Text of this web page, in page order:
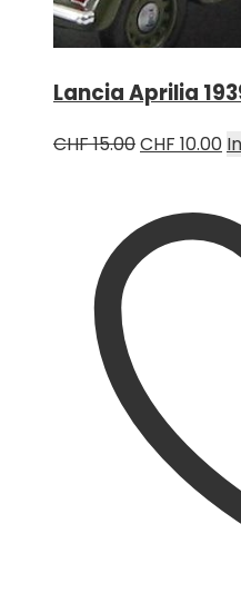
Lancia Aprilia
CHF15.00
CHF 15.00
CHF 10.00